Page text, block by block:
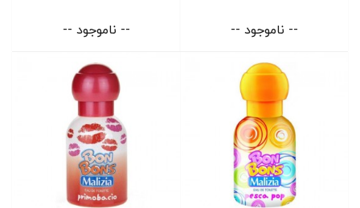
-- ناموجود -- -- ناموجود --